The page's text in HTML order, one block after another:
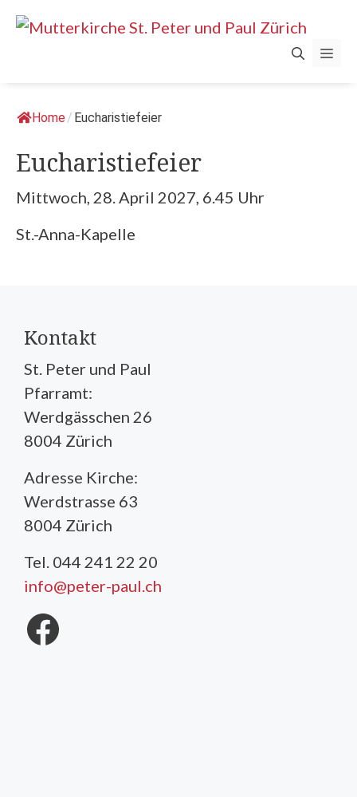
Springe
Home/ Eucharistiefeier
Eucharistiefeier
Mittwoch, 28. April 2027, 6.45 Uhr
St.-Anna-Kapelle
Kontakt
St. Peter und Paul
Pfarramt:
Werdgässchen 26
8004 Zürich
Adresse Kirche:
Werdstrasse 63
8004 Zürich
Tel. 044 241 22 20
info@peter-paul.ch
Facebook